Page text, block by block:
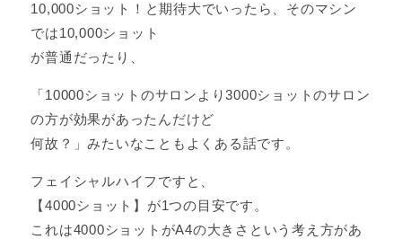
10,000ショット！と期待大でいったら、そのマシン
では10,000ショット
が普通だったり、
「10000ショットのサロンより3000ショットのサロン
の方が効果があったんだけど
何故？」みたいなこともよくある話です。
フェイシャルハイフですと、
【4000ショット】が1つの目安です。
これは4000ショットがA4の大きさという考え方があ